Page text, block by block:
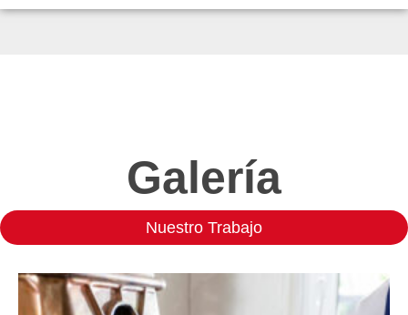
Galería
Nuestro Trabajo